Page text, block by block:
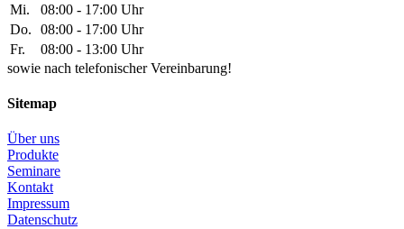
Mi.
08:00 - 17:00 Uhr
Do.
08:00 - 17:00 Uhr
Fr.
08:00 - 13:00 Uhr
sowie nach telefonischer Vereinbarung!
Sitemap
Über uns
Produkte
Seminare
Kontakt
Impressum
Datenschutz